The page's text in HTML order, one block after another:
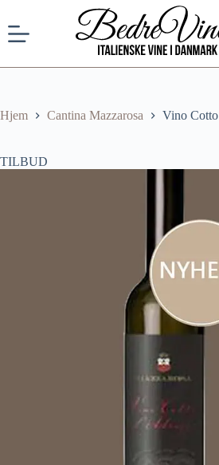
Hjem Cantina Mazzarosa Vino Cotto
TILBUD